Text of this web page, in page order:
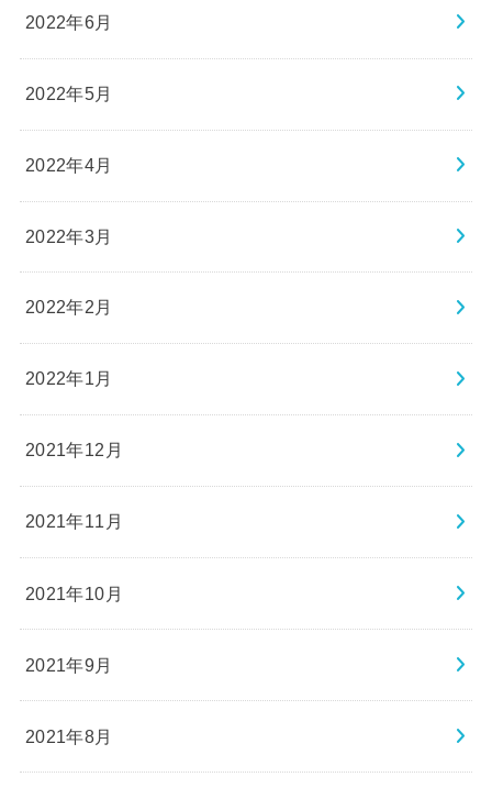
2022年6月
2022年5月
2022年4月
2022年3月
2022年2月
2022年1月
2021年12月
2021年11月
2021年10月
2021年9月
2021年8月